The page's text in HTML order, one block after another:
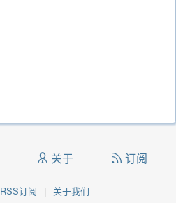
关于 订阅
RSS订阅 |
关于我们